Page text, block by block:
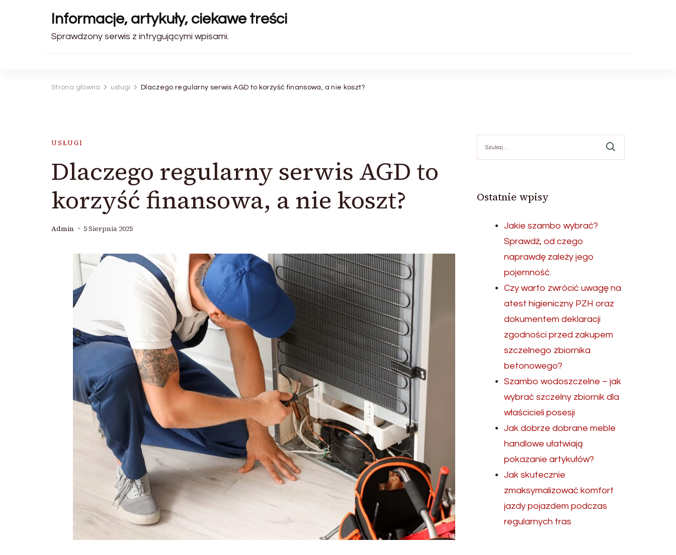
Informacje, artykuły, ciekawe treści
Sprawdzony serwis z intrygującymi wpisami.
Strona główna usługi Dlaczego regularny serwis AGD to korzyść finansowa, a nie koszt?
USŁUGI
Dlaczego regularny serwis AGD to
korzyść finansowa, a nie koszt?
Admin 5 Sierpnia 2025
Ostatnie wpisy
Jakie szambo wybrać?
Sprawdź, od czego
naprawdę zależy jego
pojemność.
Czy warto zwrócić uwagę na
atest higieniczny PZH oraz
dokumentem deklaracji
zgodności przed zakupem
szczelnego zbiornika
betonowego?
Szambo wodoszczelne – jak
wybrać szczelny zbiornik dla
właścicieli posesji
Jak dobrze dobrane meble
handlowe ułatwiają
pokazanie artykułów?
Jak skutecznie
zmaksymalizować komfort
jazdy pojazdem podczas
regularnych tras